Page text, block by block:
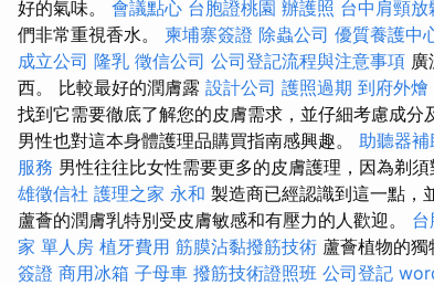
好的氣味。 會議點心 台胞證桃園 辦護照 台中肩頸放
們非常重視香水。 柬埔寨簽證 除蟲公司 優質養護中
成立公司 隆乳 徵信公司 公司登記流程與注意事項
西。 比較最好的潤膚露 設計公司 護照過期 到府外燴
找到它需要徹底了解您的皮膚需求，並仔細考慮成分
男性也對這本身體護理品購買指南感興趣。 助聽器補
服務 男性往往比女性需要更多的皮膚護理，因為剃
雄徵信社 護理之家 永和 製造商已經認識到這一點，
蘆薈的潤膚乳特別受皮膚敏感和有壓力的人歡迎。 台
家 單人房 植牙費用 筋膜沾黏撥筋技術 蘆薈植物的獨
簽證 商用冰箱 子母車 撥筋技術證照班 公司登記